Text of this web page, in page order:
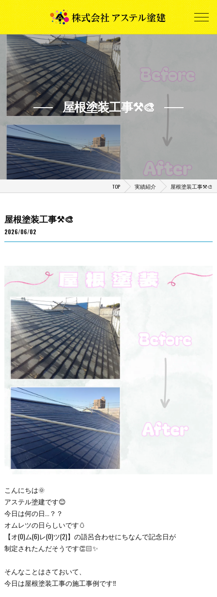
屋根塗装工事⚒️🎨
TOP 実績紹介 屋根塗装工事⚒️🎨
屋根塗装工事⚒️🎨
2026/06/02
こんにちは🌞
アステル塗建です😊
今日は何の日…？？
オムレツの日らしいです🥚
【オ(0)ム(6)レ(0)ツ(2)】の語呂合わせにちなんで記念日が
制定されたんだそうです👏🏻✨
そんなことはさておいて、
今日は屋根塗装工事の施工事例です‼